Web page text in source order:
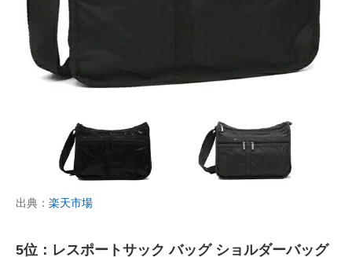
出典： 楽天市場
5位：レスポートサック バッグ ショルダーバッグ